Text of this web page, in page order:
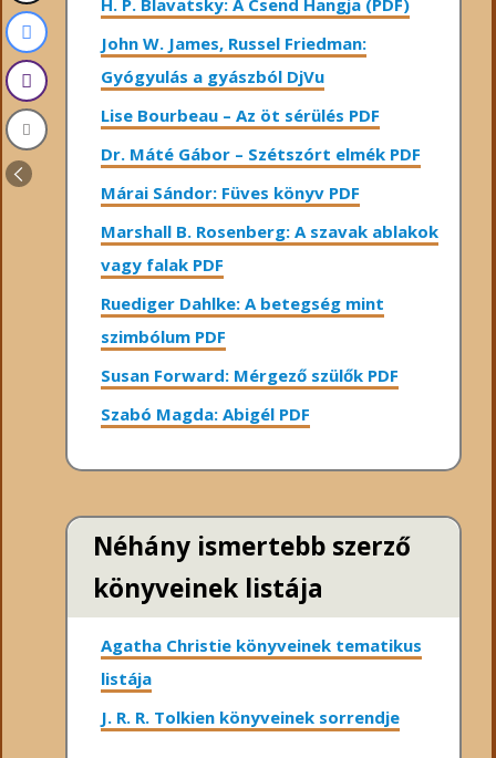
H. P. Blavatsky: A Csend Hangja (PDF)
John W. James, Russel Friedman:
Gyógyulás a gyászból DjVu
Lise Bourbeau – Az öt sérülés PDF
Dr. Máté Gábor – Szétszórt elmék PDF
Márai Sándor: Füves könyv PDF
Marshall B. Rosenberg: A szavak ablakok
vagy falak PDF
Ruediger Dahlke: A betegség mint
szimbólum PDF
Susan Forward: Mérgező szülők PDF
Szabó Magda: Abigél PDF
Néhány ismertebb szerző
könyveinek listája
Agatha Christie könyveinek tematikus
listája
J. R. R. Tolkien könyveinek sorrendje